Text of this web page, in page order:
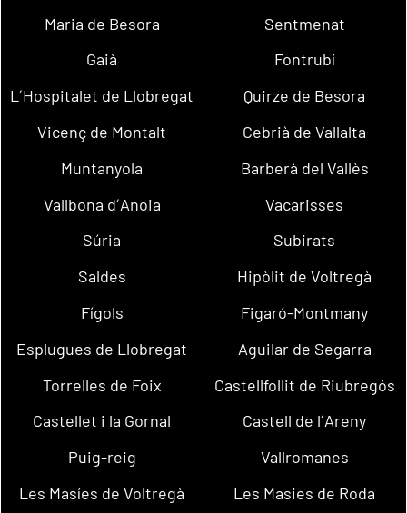
Maria de Besora
Sentmenat
Gaià
Fontrubí
L´Hospitalet de Llobregat
Quirze de Besora
Vicenç de Montalt
Cebrià de Vallalta
Muntanyola
Barberà del Vallès
Vallbona d´Anoia
Vacarisses
Súria
Subirats
Saldes
Hipòlit de Voltregà
Fígols
Figaró-Montmany
Esplugues de Llobregat
Aguilar de Segarra
Torrelles de Foix
Castellfollit de Riubregós
Castellet i la Gornal
Castell de l´Areny
Puig-reig
Vallromanes
Les Masíes de Voltregà
Les Masies de Roda